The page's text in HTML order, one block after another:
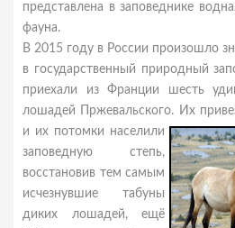
представлена в заповеднике
фауна.
В 2015 году в России произошло
в государственный природный
приехали из Франции шесть
лошадей Пржевальского. Их
и их потомки населили
заповедную степь,
восстановив тем самым
исчезнувшие табуны
диких лошадей, ещё